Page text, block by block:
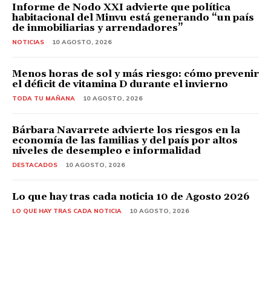
Informe de Nodo XXI advierte que política
habitacional del Minvu está generando “un país
de inmobiliarias y arrendadores”
NOTICIAS 10 AGOSTO, 2026
Menos horas de sol y más riesgo: cómo prevenir
el déficit de vitamina D durante el invierno
TODA TU MAÑANA 10 AGOSTO, 2026
Bárbara Navarrete advierte los riesgos en la
economía de las familias y del país por altos
niveles de desempleo e informalidad
DESTACADOS 10 AGOSTO, 2026
Lo que hay tras cada noticia 10 de Agosto 2026
LO QUE HAY TRAS CADA NOTICIA 10 AGOSTO, 2026